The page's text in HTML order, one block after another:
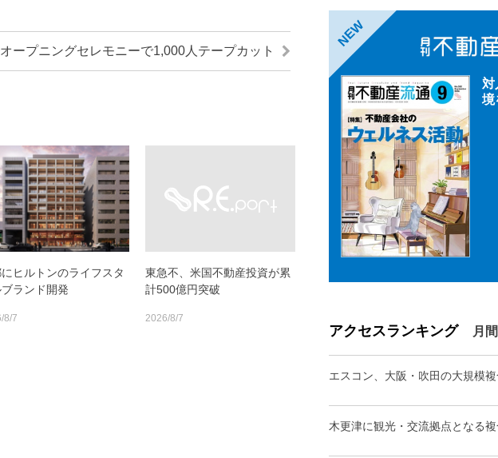
ープニングセレモニーで1,000人テープカット
ヒルトンのライフスタ
ランド開発
8/7
東急不、米国不動産投資が累
計500億円突破
2026/8/7
NEW
対
境
アクセスランキング 月間
エスコン、大阪・吹田の大規模
木更津に観光・交流拠点となる